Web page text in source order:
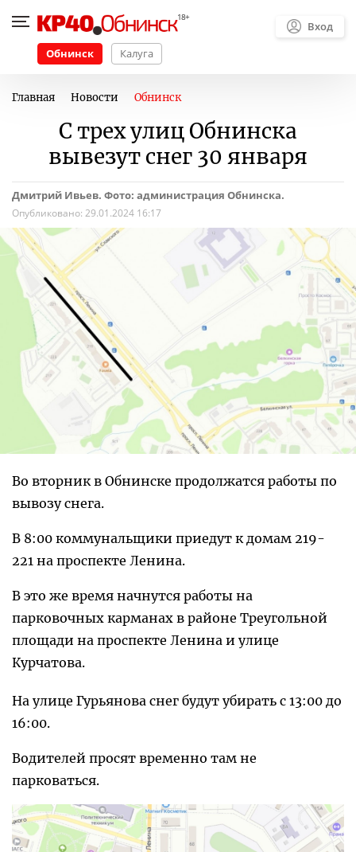
Обнинск Калуга
Вход
Главная Новости Обнинск
С трех улиц Обнинска
вывезут снег 30 января
Дмитрий Ивьев. Фото: администрация Обнинска.
Опубликовано: 29.01.2024 16:17
Во вторник в Обнинске продолжатся работы по
вывозу снега.
В 8:00 коммунальщики приедут к домам 219-
221 на проспекте Ленина.
В это же время начнутся работы на
парковочных карманах в районе Треугольной
площади на проспекте Ленина и улице
Курчатова.
На улице Гурьянова снег будут убирать с 13:00 до
16:00.
Водителей просят временно там не
парковаться.